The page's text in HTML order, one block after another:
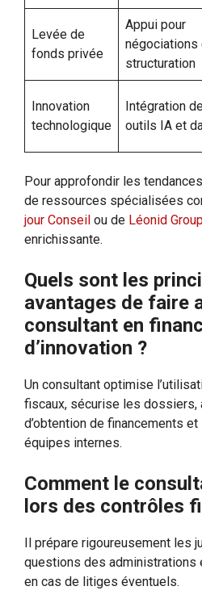
Levée de
fonds privée
Appui pour
négociations
structuration
Innovation
technologique
Intégration
outils IA et
Pour approfondir les
de ressources spécialisées
jour Conseil ou de Léonid
enrichissante.
Quels sont les
avantages de faire
consultant en
d’innovation ?
Un consultant optimise
fiscaux, sécurise les dossiers,
d’obtention de financements
équipes internes.
Comment le
lors des contrôles
Il prépare rigoureusement les
questions des
en cas de litiges éventuels.